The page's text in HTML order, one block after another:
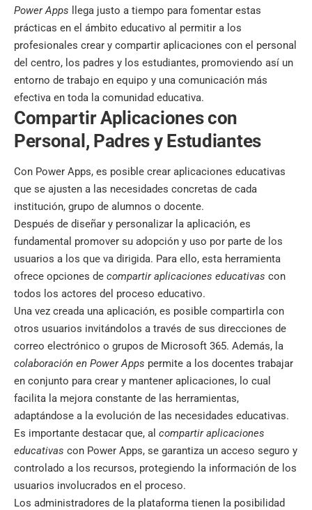
Power Apps llega justo a tiempo para fomentar estas
prácticas en el ámbito educativo al permitir a los
profesionales crear y compartir aplicaciones con el personal
del centro, los padres y los estudiantes, promoviendo así un
entorno de trabajo en equipo y una comunicación más
efectiva en toda la comunidad educativa.
Compartir Aplicaciones con
Personal, Padres y Estudiantes
Con Power Apps, es posible crear aplicaciones educativas
que se ajusten a las necesidades concretas de cada
institución, grupo de alumnos o docente.
Después de diseñar y personalizar la aplicación, es
fundamental promover su adopción y uso por parte de los
usuarios a los que va dirigida. Para ello, esta herramienta
ofrece opciones de compartir aplicaciones educativas con
todos los actores del proceso educativo.
Una vez creada una aplicación, es posible compartirla con
otros usuarios invitándolos a través de sus direcciones de
correo electrónico o grupos de Microsoft 365. Además, la
colaboración en Power Apps permite a los docentes trabajar
en conjunto para crear y mantener aplicaciones, lo cual
facilita la mejora constante de las herramientas,
adaptándose a la evolución de las necesidades educativas.
Es importante destacar que, al compartir aplicaciones
educativas con Power Apps, se garantiza un acceso seguro y
controlado a los recursos, protegiendo la información de los
usuarios involucrados en el proceso.
Los administradores de la plataforma tienen la posibilidad